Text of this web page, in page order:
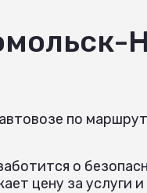
по
о
цену за услуги и